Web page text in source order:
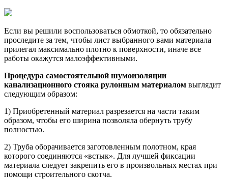
Если вы решили воспользоваться обмоткой, то обязательно
проследите за тем, чтобы лист выбранного вами материала
прилегал максимально плотно к поверхности, иначе все
работы окажутся малоэффективными.
Процедура самостоятельной шумоизоляции
канализационного стояка рулонным материалом выглядит
следующим образом:
1) Приобретенный материал разрезается на части таким
образом, чтобы его ширина позволяла обернуть трубу
полностью.
2) Труба оборачивается заготовленным полотном, края
которого соединяются «встык». Для лучшей фиксации
материала следует закрепить его в произвольных местах при
помощи строительного скотча.